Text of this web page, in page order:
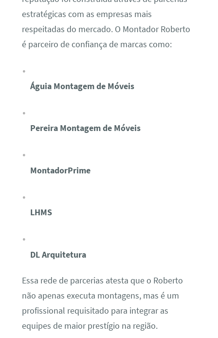
estratégicas com as empresas mais
respeitadas do mercado. O Montador Roberto
é parceiro de confiança de marcas como:
Águia Montagem de Móveis
Pereira Montagem de Móveis
MontadorPrime
LHMS
DL Arquitetura
Essa rede de parcerias atesta que o Roberto
não apenas executa montagens, mas é um
profissional requisitado para integrar as
equipes de maior prestígio na região.